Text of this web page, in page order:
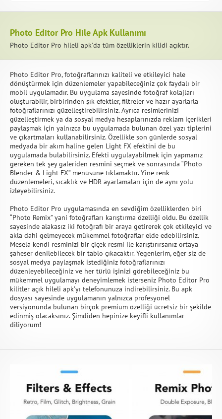
Photo Editor Pro Hile Apk Kullanımı
Photo Editor Pro hileli apk'da tüm özelliklerin kilidi açıktır.
Photo Editor Pro, fotoğraflarınızı kaliteli ve etkileyici hale
dönüştürmek için düzenlemeler yapabileceğiniz çok faydalı bir
mobil uygulamadır. Bu uygulama sayesinde fotoğraf kolajları
oluşturabilir, birbirinden şık efektler, filtreler ve hazır ayarlarla
fotoğraflarınızı güzelleştirebilirsiniz. Ayrıca resimlerinizi
güzelleştirmek ya da sosyal medya hesaplarınızda reklam içerikleri
paylaşmak için yalnızca bu uygulamada bulunan özel yazı tiplerini
ve çıkartmaları kullanabilirsiniz. Özellikle son günlerde sosyal
medyada bir akım haline gelen Light FX efektini de bu
uygulamada bulabilirsiniz. Efekti uygulayabilmek için yapmanız
gereken tek şey galeriden resmini seçmek ve sonrasında “Photo
Blender & Light FX” menüsüne tıklamaktır. Yine renk
düzenlemeleri, sıcaklık ve HDR ayarlamaları için de aynı yolu
izleyebilirsiniz.
Photo Editor Pro uygulamasında en sevdiğim özelliklerden biri
“Photo Remix” yani fotoğrafları karıştırma özelliği oldu. Bu özellik
sayesinde alakasız iki fotoğrafı bir araya getirerek çok etkileyici ve
akla dahi gelmeyecek mükemmel fotoğraflar elde edebilirsiniz.
Mesela kendi resminizi bir çiçek resmi ile karıştırırsanız ortaya
şaheser denilebilecek bir tablo çıkacaktır. Yegenlerim, eğer siz de
sosyal medya paylaşmak istediğiniz fotoğraflarınızı
düzenleyebileceğiniz ve her türlü işinizi görebileceğiniz bu
mükemmel uygulamayı deneyimlemek isterseniz Photo Editor Pro
kilitler açık hileli apk’yı telefonunuza indirebilirsiniz. Bu apk
dosyası sayesinde uygulamanın yalnızca profesyonel
versiyonunda bulunan birçok premium özelliği ücretsiz bir şekilde
edinmiş olacaksınız. Şimdiden hepinize keyifli kullanımlar
diliyorum!